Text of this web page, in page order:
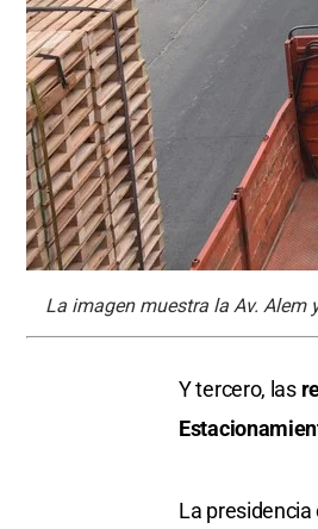
La imagen muestra la Av. Alem
Y tercero, las
La